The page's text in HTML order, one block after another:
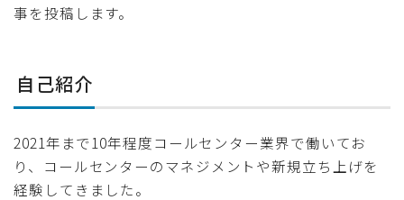
事を投稿します。
自己紹介
2021年まで10年程度コールセンター業界で働いてお
り、コールセンターのマネジメントや新規立ち上げを
経験してきました。